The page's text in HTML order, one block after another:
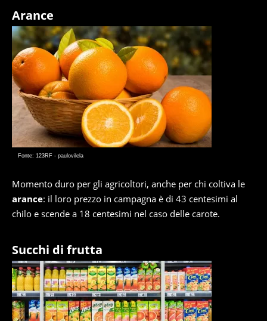
Arance
Fonte: 123RF - paulovilela
Momento duro per gli agricoltori, anche per chi coltiva le
arance: il loro prezzo in campagna è di 43 centesimi al
chilo e scende a 18 centesimi nel caso delle carote.
Succhi di frutta